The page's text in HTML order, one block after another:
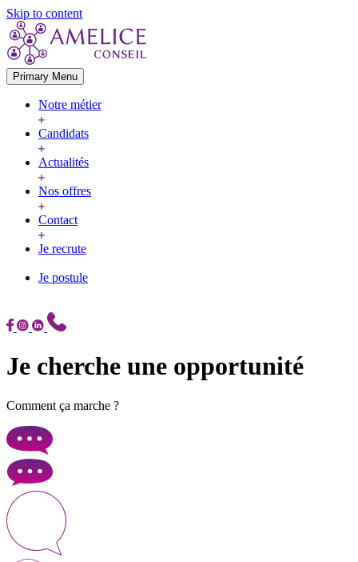
Skip to content
Primary Menu
Notre métier
Candidats
Actualités
Nos offres
Contact
Je recrute
Je postule
Je cherche une opportunité
Comment ça marche ?